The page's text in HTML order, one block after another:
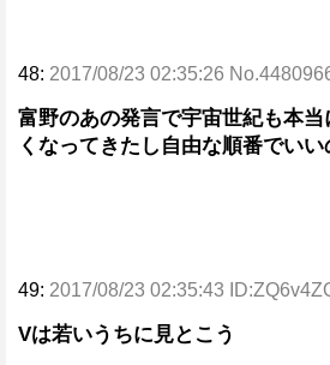
48: 2017/08/23 02:35:26
富野のあの発言で宇宙世紀も本
くなってきたし自由な順番でいい
49: 2017/08/23 02:35:43
Vは若いうちに見とこう